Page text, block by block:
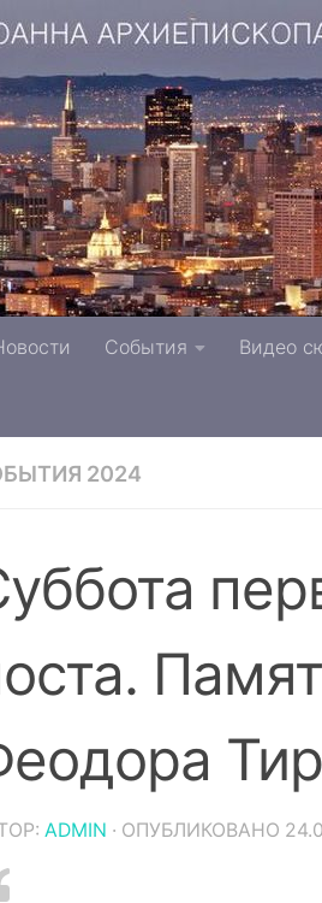
Шанхайского и
Церкви
События Видео
2024
ADMIN · ОПУБЛИКОВАНО